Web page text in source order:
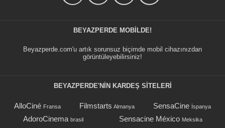
BEYAZPERDE MOBILDE!
Beyazperde.com'u artık sorunsuz biçimde mobil cihazınızdan
görüntüleyebilirsiniz!
BEYAZPERDE'NIN KARDEŞ SİTELERİ
AlloCiné Fransa Filmstarts Almanya SensaCine İspanya
AdoroCinema brasil Sensacine México Meksika